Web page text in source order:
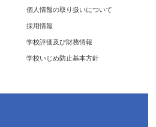
個人情報の取り扱いについて
採用情報
学校評価及び財務情報
学校いじめ防止基本方針